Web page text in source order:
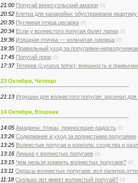
21:00 Попугай венесуэльский амазон (0)
20:52 Клетка для канарейки: обустраиваем
20:35 Пугливая птица цесарка (0)
20:34 Если у волнистого попугая болят лапки (0)
19:36 Изящная птичка — кольчатая горлица (0)
19:35 Правильный уход за попугаями-
17:45 Попугай лори (0)
17:37 Тетерев (Lyrurus tetrix): внешность и привычки
23 Октября, Четверг
21:13 Игрушки для волнистого попугая: арсенал
14 Октября, Вторник
14:05 Амадины: птицы, приносящие радость (0)
13:26 Содержание и уход за волнистыми попугаями
13:25 Волнистые попугаи и корелла: сходства и
13:16 Линька у волнистых попугаев (0)
13:15 Чем нельзя кормить волнистых попугаев? (0)
13:11 Окрасы волнистых попугаев: вся палитра
11:18 Сколько лет живет волнистый попугай? (0)